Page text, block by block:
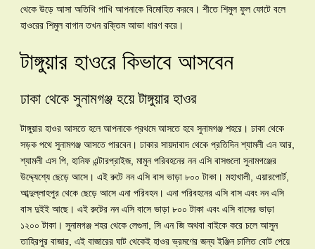
থেকে উড়ে আসা অতিথি পাখি আপনাকে বিমোহিত করবে। শীতে শিমুল ফুল ফোটে বলে
হাওরের শিমুল বাগান তখন রক্তিম আভা ধারণ করে।
টাঙ্গুয়ার হাওরে কিভাবে আসবেন
ঢাকা থেকে সুনামগঞ্জ হয়ে টাঙ্গুয়ার হাওর
টাঙ্গুয়ার হাওর আসতে হলে আপনাকে প্রথমে আসতে হবে সুনামগঞ্জ শহরে। ঢাকা থেকে
সড়ক পথে সুনামগঞ্জ আসতে পারবেন। ঢাকার সায়দাবাদ থেকে প্রতিদিন শ্যামলী এন আর,
শ্যামলী এস পি, হানিফ এন্টারপ্রাইজ, মামুন পরিবহনের নন এসি বাসগুলো সুনামগঞ্জের
উদ্দ্যেশ্যে ছেড়ে আসে। এই রুটে নন এসি বাস ভাড়া ৮০০ টাকা। মহাখালী, এয়ারপোর্ট,
আব্দুল্লাহপুর থেকে ছেড়ে আসে এনা পরিবহন। এনা পরিবহনের এসি বাস এবং নন এসি
বাস দুইই আছে। এই রুটের নন এসি বাসে ভাড়া ৮০০ টাকা এবং এসি বাসের ভাড়া
১২০০ টাকা। সুনামগঞ্জ শহর থেকে লেগুনা, সি এন জি অথবা বাইকে করে চলে আসুন
তাহিরপুর বাজার, এই বাজারের ঘাট থেকেই হাওর ভ্রমণের জন্য ইঞ্জিন চালিত বোট পেয়ে